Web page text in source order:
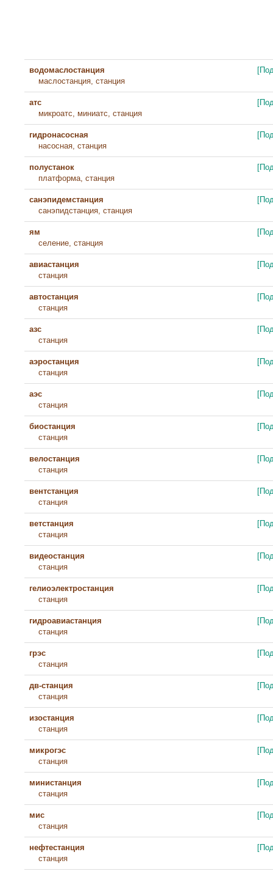
водомаслостанция
маслостанция, станция
атс
микроатс, миниатс, станция
гидронасосная
насосная, станция
полустанок
платформа, станция
санэпидемстанция
санэпидстанция, станция
ям
селение, станция
авиастанция
станция
автостанция
станция
азс
станция
аэростанция
станция
аэс
станция
биостанция
станция
велостанция
станция
вентстанция
станция
ветстанция
станция
видеостанция
станция
гелиоэлектростанция
станция
гидроавиастанция
станция
грэс
станция
дв-станция
станция
изостанция
станция
микрогэс
станция
министанция
станция
мис
станция
нефтестанция
станция